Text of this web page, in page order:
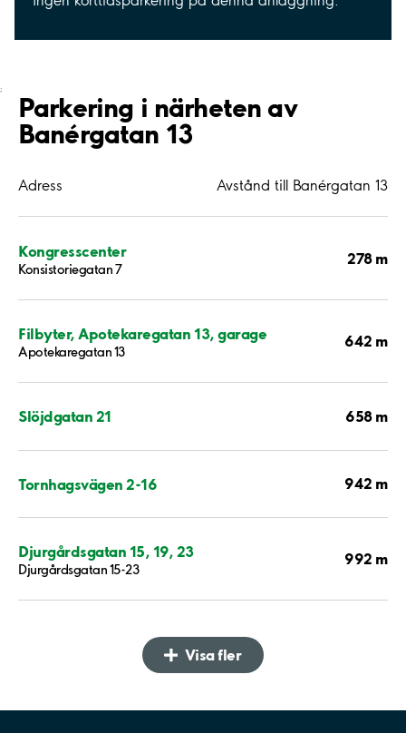
;
Parkering i närheten av
Banérgatan 13
Adress Avstånd till Banérgatan 13
Kongresscenter
Konsistoriegatan 7
278 m
Filbyter, Apotekaregatan 13, garage
Apotekaregatan 13
642 m
Slöjdgatan 21 658 m
Tornhagsvägen 2-16 942 m
Djurgårdsgatan 15, 19, 23
Djurgårdsgatan 15-23
992 m
Visa fler